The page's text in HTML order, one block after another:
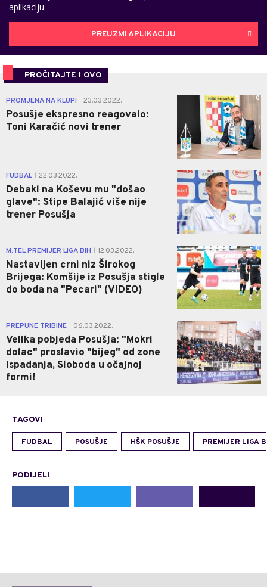
aplikaciju
PREUZMI APLIKACIJU
PROČITAJTE I OVO
PROMJENA NA KLUPI 23.03.2022.
Posušje ekspresno reagovalo:
Toni Karačić novi trener
0
FUDBAL 22.03.2022.
Debakl na Koševu mu "došao
glave": Stipe Balajić više nije
trener Posušja
0
M:TEL PREMIJER LIGA BIH 12.03.2022.
Nastavljen crni niz Širokog
Brijega: Komšije iz Posušja stigle
do boda na "Pecari" (VIDEO)
0
PREPUNE TRIBINE 06.03.2022.
Velika pobjeda Posušja: "Mokri
dolac" proslavio "bijeg" od zone
ispadanja, Sloboda u očajnoj
formi!
0
TAGOVI
FUDBAL POSUŠJE HŠK POSUŠJE PREMIJER LIGA
PODIJELI